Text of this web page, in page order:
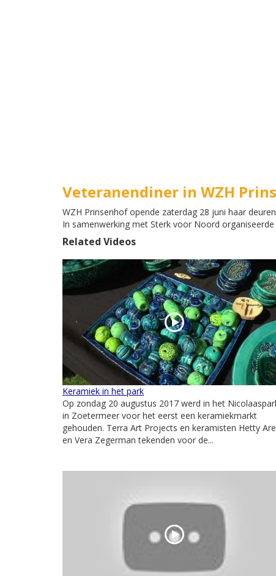
Veteranendiner in WZH
WZH Prinsenhof opende zaterdag 28 juni haar
In samenwerking met Sterk voor Noord
Related Videos
Keramiek in het park
Op zondag 20 augustus 2017 werd in het
in Zoetermeer voor het eerst een keramiekmarkt
gehouden. Terra Art Projects en keramisten Hetty
en Vera Zegerman tekenden voor de...